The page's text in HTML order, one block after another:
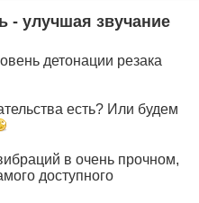
- улучшая звучание
детонации резака
есть? Или будем
в очень прочном,
доступного